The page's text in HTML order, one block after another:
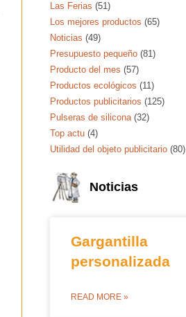
Las Ferias (51)
Los mejores productos (65)
Noticias (49)
Presupuesto pequeño (81)
Producto del mes (57)
Productos ecológicos (11)
Productos publicitarios (125)
Pulseras de silicona (32)
Top actu (4)
Utilidad del objeto publicitario (80)
Noticias
Gargantilla
personalizada
READ MORE »